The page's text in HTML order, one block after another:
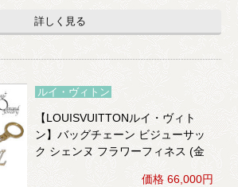
詳しく見る
ルイ・ヴィトン
【LOUISVUITTONルイ・ヴィト
ン】バッグチェーン ビジューサッ
ク シェンヌ フラワーフィネス (金
色×ビジュー)
価格 66,000円